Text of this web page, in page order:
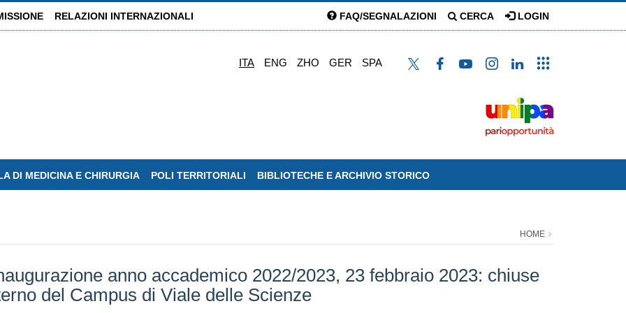
RELAZIONI INTERNAZIONALI FAQ/SEGNALAZIONI CERCA LOGIN
ITA ENG ZHO GER SPA
DI MEDICINA E CHIRURGIA POLI TERRITORIALI BIBLIOTECHE E ARCHIVIO STORICO
HOME
anno accademico 2022/2023, 23 febbraio 2023: chiuse
del Campus di Viale delle Scienze